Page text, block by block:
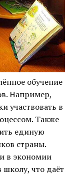
обучение
Например,
участвовать в
Также
единую
страны.
в экономии
что даёт